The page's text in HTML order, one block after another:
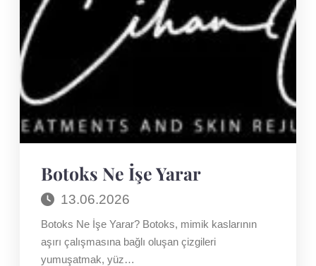
Botoks Ne İşe Yarar
13.06.2026
Botoks Ne İşe Yarar? Botoks, mimik kaslarının
aşırı çalışmasına bağlı oluşan çizgileri
yumuşatmak, yüz…